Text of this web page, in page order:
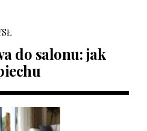
do salonu: jak